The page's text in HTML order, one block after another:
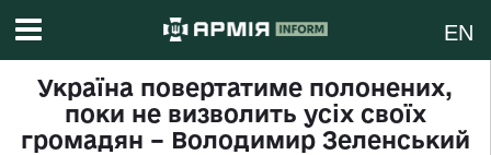
EN
Україна повертатиме полонених,
поки не визволить усіх своїх
громадян – Володимир Зеленський